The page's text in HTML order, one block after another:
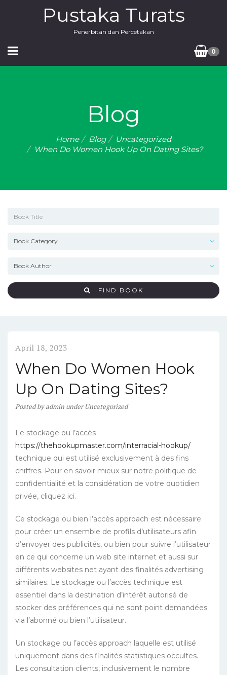
Pustaka Turats
Penerbitan dan Percetakan
0
Blog
Home Blog
Uncategorized
When Do Women Hook Up On Dating Sites?
FIND BOOK
April 18, 2023
When Do Women Hook
Up On Dating Sites?
Postedbyadmin underUncategorized
Le stockage ou l’accès
https://thehookupmaster.com/interracial-hookup/
technique qui est utilisé exclusivement à des fins
chiffres. Pour en savoir mieux sur notre politique de
confidentialité et la considération de votre quotidien
privée, cliquez ici.
Ce stockage ou bien l’accès approach est nécessaire
pour créer un ensemble de profils d’utilisateurs afin
d’envoyer des publicités, ou bien pour suivre l’utilisateur
en ce qui concerne un web site internet et aussi sur
différents websites net ayant des finalités advertising
similaires. Le stockage ou l’accès technique est
essentiel dans la destination d’intérêt autorisé de
stocker des préférences qui ne sont point demandées
via l’abonné ou bien l’utilisateur.
Un stockage ou l’accès approach laquelle est utilisé
uniquement dans des finalités statistiques occultes.
Les consultation clients, inclusivement le nombre